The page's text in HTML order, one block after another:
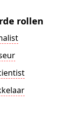
rollen